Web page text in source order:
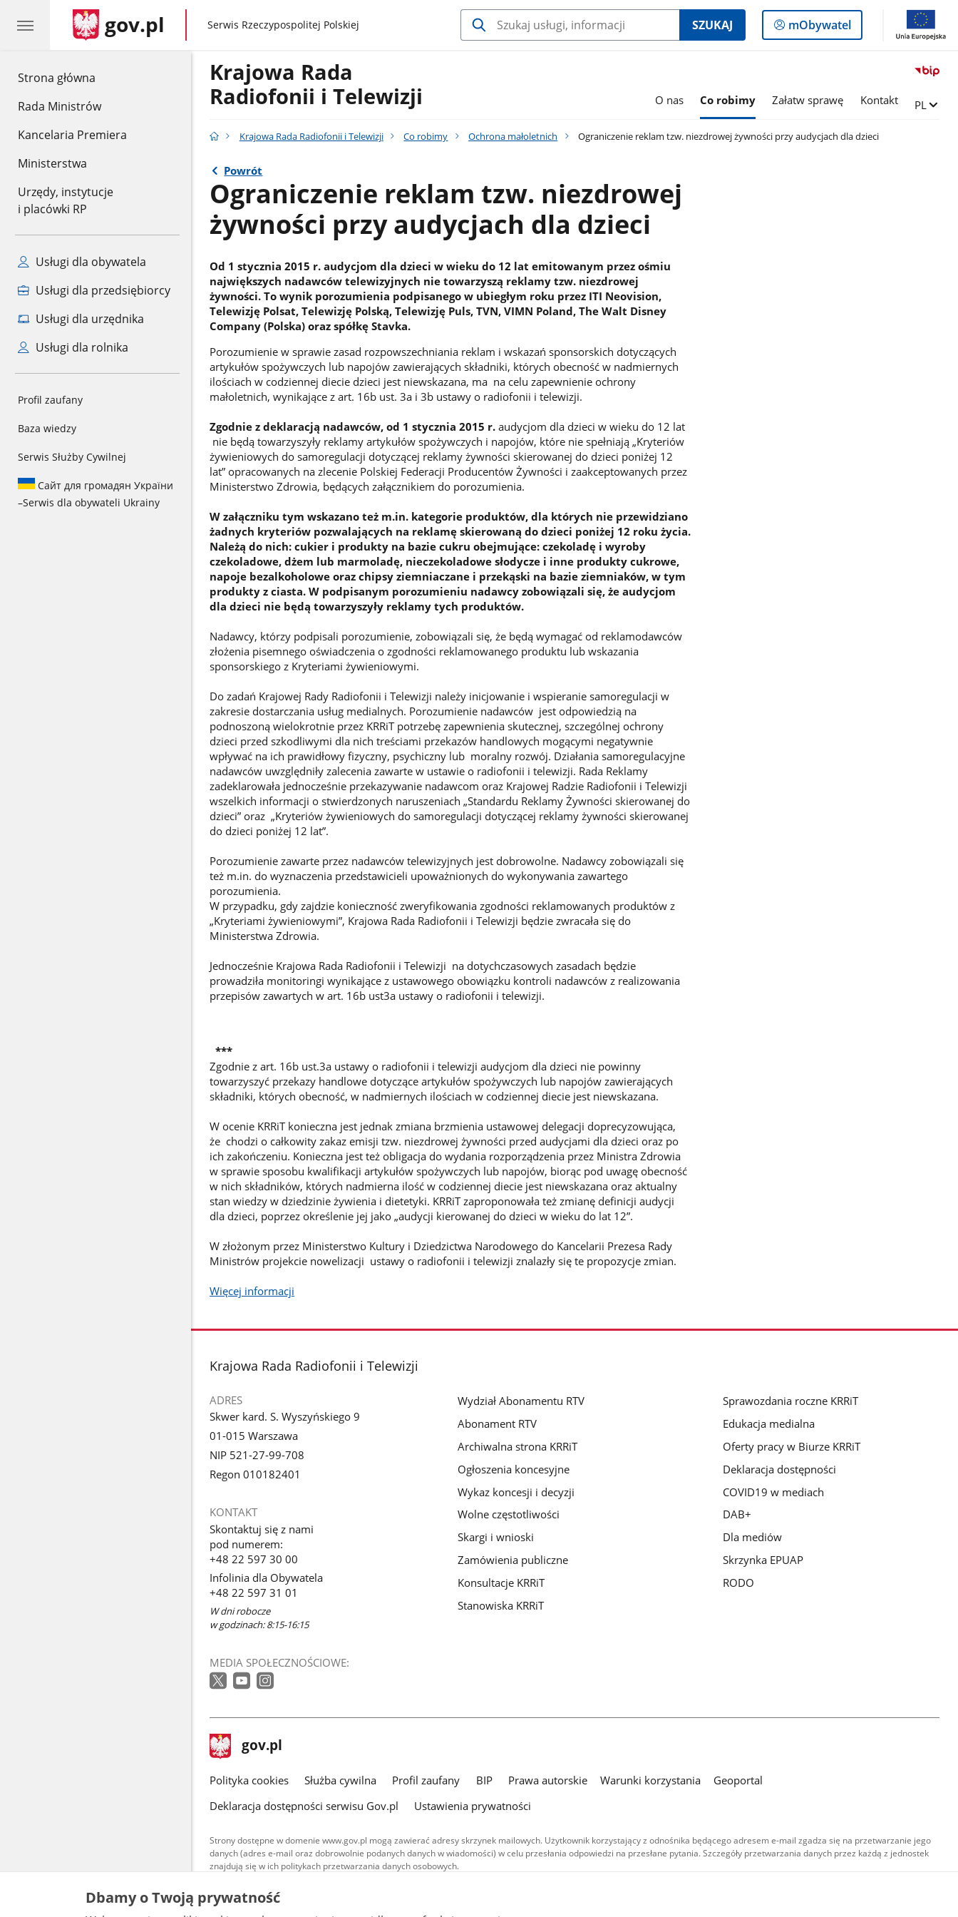
Strona główna
Rada Ministrów
Kancelaria Premiera
Ministerstwa
Urzędy, instytucje
i placówki RP
Usługi dla obywatela
Usługi dla przedsiębiorcy
Usługi dla urzędnika
Usługi dla rolnika
Profil zaufany
Baza wiedzy
Serwis Służby Cywilnej
Сайт для громадян України
–Serwis dla obywateli Ukrainy
gov.pl gov.pl
Serwis Rzeczypospolitej Polskiej SZUKAJ
Logowanie
do
mObywatel
Krajowa Rada
Radiofonii i Telewizji
O nas Co robimy Załatw sprawę Kontakt Zmień
PL
Krajowa Rada Radiofonii i Telewizji Co robimy Ochrona małoletnich Ograniczenie reklam tzw. niezdrowej żywności przy audycjach dla dzieci
Powrót
Ograniczenie reklam tzw. niezdrowej
żywności przy audycjach dla dzieci
Od 1 stycznia 2015 r. audycjom dla dzieci w wieku do 12 lat emitowanym przez ośmiu
największych nadawców telewizyjnych nie towarzyszą reklamy tzw. niezdrowej
żywności. To wynik porozumienia podpisanego w ubiegłym roku przez ITI Neovision,
Telewizję Polsat, Telewizję Polską, Telewizję Puls, TVN, VIMN Poland, The Walt Disney
Company (Polska) oraz spółkę Stavka.
Porozumienie w sprawie zasad rozpowszechniania reklam i wskazań sponsorskich dotyczących
artykułów spożywczych lub napojów zawierających składniki, których obecność w nadmiernych
ilościach w codziennej diecie dzieci jest niewskazana, ma na celu zapewnienie ochrony
małoletnich, wynikające z art. 16b ust. 3a i 3b ustawy o radiofonii i telewizji.
Zgodnie z deklaracją nadawców, od 1 stycznia 2015 r.audycjom dla dzieci w wieku do 12 lat
nie będą towarzyszyły reklamy artykułów spożywczych i napojów, które nie spełniają „Kryteriów
żywieniowych do samoregulacji dotyczącej reklamy żywności skierowanej do dzieci poniżej 12
lat” opracowanych na zlecenie Polskiej Federacji Producentów Żywności i zaakceptowanych przez
Ministerstwo Zdrowia, będących załącznikiem do porozumienia.
W załączniku tym wskazano też m.in. kategorie produktów, dla których nie przewidziano
żadnych kryteriów pozwalających na reklamę skierowaną do dzieci poniżej 12 roku życia.
Należą do nich: cukier i produkty na bazie cukru obejmujące: czekoladę i wyroby
czekoladowe, dżem lub marmoladę, nieczekoladowe słodycze i inne produkty cukrowe,
napoje bezalkoholowe oraz chipsy ziemniaczane i przekąski na bazie ziemniaków, w tym
produkty z ciasta. W podpisanym porozumieniu nadawcy zobowiązali się, że audycjom
dla dzieci nie będą towarzyszyły reklamy tych produktów.
Nadawcy, którzy podpisali porozumienie, zobowiązali się, że będą wymagać od reklamodawców
złożenia pisemnego oświadczenia o zgodności reklamowanego produktu lub wskazania
sponsorskiego z Kryteriami żywieniowymi.
Do zadań Krajowej Rady Radiofonii i Telewizji należy inicjowanie i wspieranie samoregulacji w
zakresie dostarczania usług medialnych. Porozumienie nadawców jest odpowiedzią na
podnoszoną wielokrotnie przez KRRiT potrzebę zapewnienia skutecznej, szczególnej ochrony
dzieci przed szkodliwymi dla nich treściami przekazów handlowych mogącymi negatywnie
wpływać na ich prawidłowy fizyczny, psychiczny lub moralny rozwój. Działania samoregulacyjne
nadawców uwzględniły zalecenia zawarte w ustawie o radiofonii i telewizji. Rada Reklamy
zadeklarowała jednocześnie przekazywanie nadawcom oraz Krajowej Radzie Radiofonii i Telewizji
wszelkich informacji o stwierdzonych naruszeniach „Standardu Reklamy Żywności skierowanej do
dzieci” oraz „Kryteriów żywieniowych do samoregulacji dotyczącej reklamy żywności skierowanej
do dzieci poniżej 12 lat”.
Porozumienie zawarte przez nadawców telewizyjnych jest dobrowolne. Nadawcy zobowiązali się
też m.in. do wyznaczenia przedstawicieli upoważnionych do wykonywania zawartego
porozumienia.
W przypadku, gdy zajdzie konieczność zweryfikowania zgodności reklamowanych produktów z
„Kryteriami żywieniowymi”, Krajowa Rada Radiofonii i Telewizji będzie zwracała się do
Ministerstwa Zdrowia.
Jednocześnie Krajowa Rada Radiofonii i Telewizji na dotychczasowych zasadach będzie
prowadziła monitoringi wynikające z ustawowego obowiązku kontroli nadawców z realizowania
przepisów zawartych w art. 16b ust3a ustawy o radiofonii i telewizji.
***
Zgodnie z art. 16b ust.3a ustawy o radiofonii i telewizji audycjom dla dzieci nie powinny
towarzyszyć przekazy handlowe dotyczące artykułów spożywczych lub napojów zawierających
składniki, których obecność, w nadmiernych ilościach w codziennej diecie jest niewskazana.
W ocenie KRRiT konieczna jest jednak zmiana brzmienia ustawowej delegacji doprecyzowująca,
że chodzi o całkowity zakaz emisji tzw. niezdrowej żywności przed audycjami dla dzieci oraz po
ich zakończeniu. Konieczna jest też obligacja do wydania rozporządzenia przez Ministra Zdrowia
w sprawie sposobu kwalifikacji artykułów spożywczych lub napojów, biorąc pod uwagę obecność
w nich składników, których nadmierna ilość w codziennej diecie jest niewskazana oraz aktualny
stan wiedzy w dziedzinie żywienia i dietetyki. KRRiT zaproponowała też zmianę definicji audycji
dla dzieci, poprzez określenie jej jako „audycji kierowanej do dzieci w wieku do lat 12”.
W złożonym przez Ministerstwo Kultury i Dziedzictwa Narodowego do Kancelarii Prezesa Rady
Ministrów projekcie nowelizacji ustawy o radiofonii i telewizji znalazły się te propozycje zmian.
Więcej informacji
stopka
Krajowa Rada Radiofonii i Telewizji
ADRES
Skwer kard. S. Wyszyńskiego 9
01-015 Warszawa
NIP 521-27-99-708
Regon 010182401
KONTAKT
Skontaktuj się z nami
pod numerem:
+48 22 597 30 00
Infolinia dla Obywatela
+48 22 597 31 01
W dni robocze
w godzinach: 8:15-16:15
MEDIA SPOŁECZNOŚCIOWE:
Wydział Abonamentu RTV
Abonament RTV
Archiwalna strona KRRiT
Ogłoszenia koncesyjne
Wykaz koncesji i decyzji
Wolne częstotliwości
Skargi i wnioski
Zamówienia publiczne
Konsultacje KRRiT
Stanowiska KRRiT
Sprawozdania roczne KRRiT
Edukacja medialna
Oferty pracy w Biurze KRRiT
Deklaracja dostępności
COVID19 w mediach
DAB+
Dla mediów
Skrzynka EPUAP
RODO
stopka
gov.pl Strona
gov.pl
gov.pl
Polityka cookies Służba cywilna Profil zaufany BIP Prawa autorskie Warunki korzystania
Geoportal
Deklaracja dostępności serwisu Gov.pl
Ustawienia prywatności
Strony dostępne w domenie www.gov.pl mogą zawierać adresy skrzynek mailowych. Użytkownik korzystający z odnośnika będącego adresem e-mail zgadza się na przetwarzanie jego
danych (adres e-mail oraz dobrowolnie podanych danych w wiadomości) w celu przesłania odpowiedzi na przesłane pytania. Szczegóły przetwarzania danych przez każdą z jednostek
znajdują się w ich politykach przetwarzania danych osobowych.
Treści tekstowe publikowane w serwisie (z wyłączeniem treści audiowizualnych), są
udostępniane na licencji typu Creative Commons: uznanie autorstwa - na tych samych
warunkach 4.0 (CC BY-SA 4.0). Materiały audiowizualne, w tym zdjęcia, materiały audio i wideo,
Dbamy o Twoją prywatność